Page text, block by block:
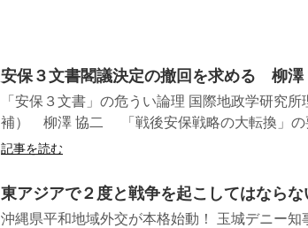
安保３文書閣議決定の撤回を求める 柳澤
「安保３文書」の危うい論理 国際地政学研究
補） 柳澤 協二 「戦後安保戦略の大転換」の
記事を読む
東アジアで２度と戦争を起こしてはならな
沖縄県平和地域外交が本格始動！ 玉城デニー知